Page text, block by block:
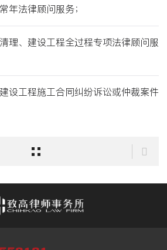
年法律顾问服务；
理、建设工程全过程专项法律顾问服
设工程施工合同纠纷诉讼或仲裁案件